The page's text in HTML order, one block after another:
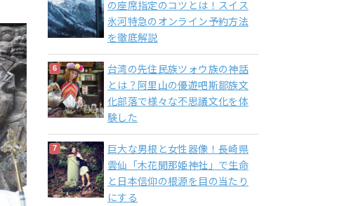
の座席指定のコツとは！スイス
氷河特急のオンライン予約方法
を徹底解説
台湾の先住民族ツォウ族の神話
とは？阿里山の優遊吧斯鄒族文
化部落で様々な不思議文化を体
験した
巨大な男根と女性器像！長崎県
雲仙「木花聞那姫神社」で生命
と日本信仰の根源を目の当たり
にする